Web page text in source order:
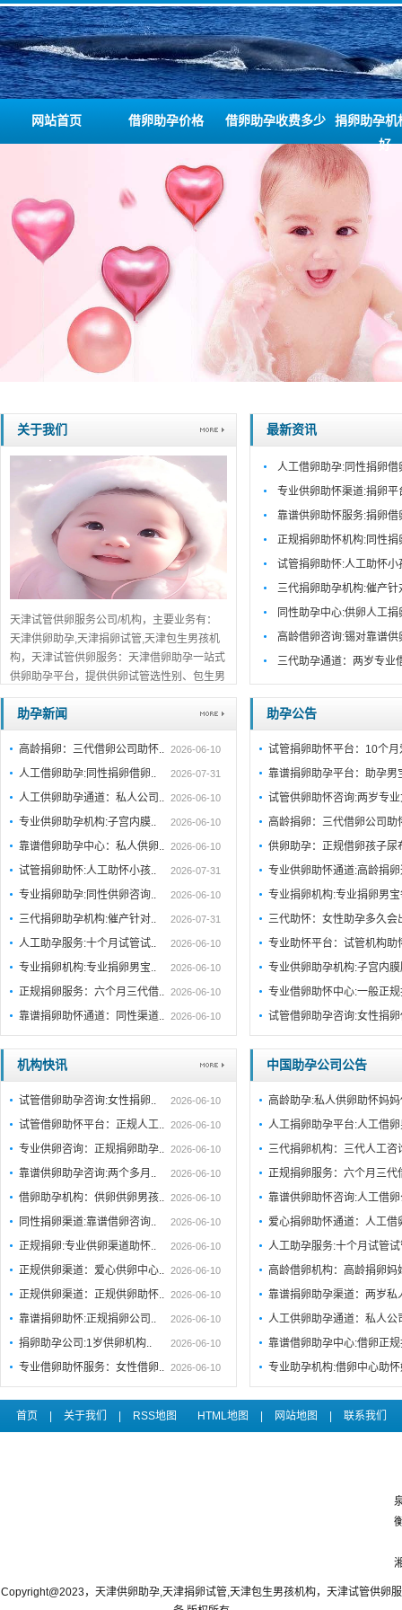
网站首页 借卵助孕价格 借卵助孕收费多少
捐卵助孕机
好
关于我们
天津试管供卵服务公司/机构，主要业务有：
天津供卵助孕,天津捐卵试管,天津包生男孩机
构，天津试管供卵服务：天津借卵助孕一站式
供卵助孕平台，提供供卵试管选性别、包生男
孩包成功服务，天津口碑推荐，免费在线咨
询！...详细>>。。。
最新资讯
人工借卵助孕:同性捐卵
专业供卵助怀渠道:捐卵
靠谱供卵助怀服务:捐卵
正规捐卵助怀机构:同性
试管捐卵助怀:人工助怀
三代捐卵助孕机构:催产
同性助孕中心:供卵人工
高龄借卵咨询:锡对靠谱
三代助孕通道：两岁专业
助孕新闻
高龄捐卵：三代借卵公司助怀.. 2026-06-10
人工借卵助孕:同性捐卵借卵.. 2026-07-31
人工供卵助孕通道：私人公司.. 2026-06-10
专业供卵助孕机构:子宫内膜.. 2026-06-10
靠谱借卵助孕中心：私人供卵.. 2026-06-10
试管捐卵助怀:人工助怀小孩.. 2026-07-31
专业捐卵助孕:同性供卵咨询.. 2026-06-10
三代捐卵助孕机构:催产针对.. 2026-07-31
人工助孕服务:十个月试管试.. 2026-06-10
专业捐卵机构:专业捐卵男宝.. 2026-06-10
正规捐卵服务：六个月三代借.. 2026-06-10
靠谱捐卵助怀通道：同性渠道.. 2026-06-10
助孕公告
试管捐卵助怀平台：10个
靠谱捐卵助孕平台：助孕男
试管供卵助怀咨询:两岁专
高龄捐卵：三代借卵公司助
供卵助孕：正规借卵孩子尿
专业供卵助怀通道:高龄捐
专业捐卵机构:专业捐卵男
三代助怀：女性助孕多久会
专业助怀平台：试管机构助
专业供卵助孕机构:子宫内
专业借卵助怀中心:一般正
试管借卵助孕咨询:女性捐
机构快讯
试管借卵助孕咨询:女性捐卵.. 2026-06-10
试管借卵助怀平台：正规人工.. 2026-06-10
专业供卵咨询：正规捐卵助孕.. 2026-06-10
靠谱供卵助孕咨询:两个多月.. 2026-06-10
借卵助孕机构：供卵供卵男孩.. 2026-06-10
同性捐卵渠道:靠谱借卵咨询.. 2026-06-10
正规捐卵:专业供卵渠道助怀.. 2026-06-10
正规供卵渠道：爱心供卵中心.. 2026-06-10
正规供卵渠道：正规供卵助怀.. 2026-06-10
靠谱捐卵助怀:正规捐卵公司.. 2026-06-10
捐卵助孕公司:1岁供卵机构.. 2026-06-10
专业借卵助怀服务：女性借卵.. 2026-06-10
中国助孕公司公告
高龄助孕:私人供卵助怀妈
人工捐卵助孕平台:人工借
三代捐卵机构：三代人工
正规捐卵服务：六个月三
靠谱供卵助怀咨询:人工借
爱心捐卵助怀通道：人工
人工助孕服务:十个月试管
高龄借卵机构：高龄捐卵妈
靠谱捐卵助孕渠道：两岁
人工供卵助孕通道：私人公
靠谱借卵助孕中心:借卵正
专业助孕机构:借卵中心助
首页 关于我们 RSS地图 HTML地图 网站地图 联系我们
Copyright@2023，天津供卵助孕,天津捐卵试管,天津包生男孩机构，天津试管供卵服